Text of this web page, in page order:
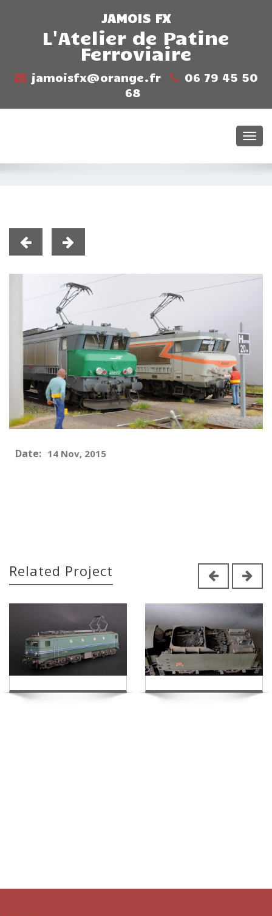
JAMOIS FX
L'Atelier de Patine
Ferroviaire
jamoisfx@orange.fr
06 79 45 50
68
Date: 14 Nov, 2015
Related Project